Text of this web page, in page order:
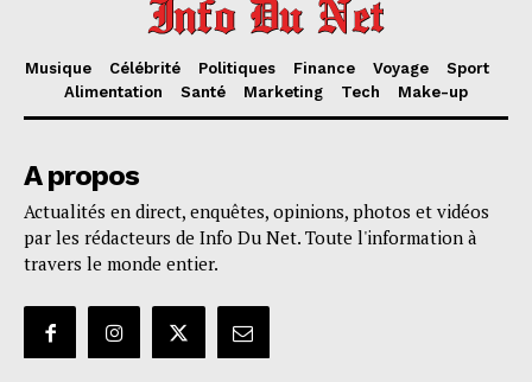
Musique Célébrité Politiques Finance Voyage
Sport
Alimentation
Santé Marketing Tech Make-up
A propos
Actualités en direct, enquêtes, opinions, photos et vidéos
par les rédacteurs de Info Du Net. Toute l'information à
travers le monde entier.